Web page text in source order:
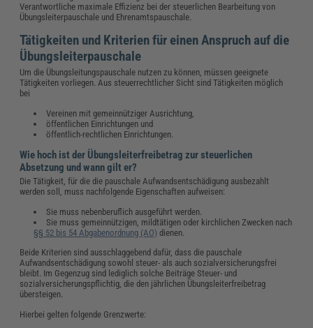
Verantwortliche maximale Effizienz bei der steuerlichen Bearbeitung von
Übungsleiterpauschale und Ehrenamtspauschale.
Tätigkeiten und Kriterien für einen Anspruch auf die
Übungsleiterpauschale
Um die Übungsleitungspauschale nutzen zu können, müssen geeignete
Tätigkeiten vorliegen. Aus steuerrechtlicher Sicht sind Tätigkeiten möglich
bei
Vereinen mit gemeinnütziger Ausrichtung,
öffentlichen Einrichtungen und
öffentlich-rechtlichen Einrichtungen.
Wie hoch ist der Übungsleiterfreibetrag zur steuerlichen
Absetzung und wann gilt er?
Die Tätigkeit, für die die pauschale Aufwandsentschädigung ausbezahlt
werden soll, muss nachfolgende Eigenschaften aufweisen:
Sie muss nebenberuflich ausgeführt werden.
Sie muss gemeinnützigen, mildtätigen oder kirchlichen Zwecken nach
§§ 52 bis 54 Abgabenordnung (AO) dienen.
Beide Kriterien sind ausschlaggebend dafür, dass die pauschale
Aufwandsentschädigung sowohl steuer- als auch sozialversicherungsfrei
bleibt. Im Gegenzug sind lediglich solche Beiträge Steuer- und
sozialversicherungspflichtig, die den jährlichen Übungsleiterfreibetrag
übersteigen.
Hierbei gelten folgende Grenzwerte: